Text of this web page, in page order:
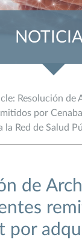
Resolución de
por
la Red de Salud
de
por